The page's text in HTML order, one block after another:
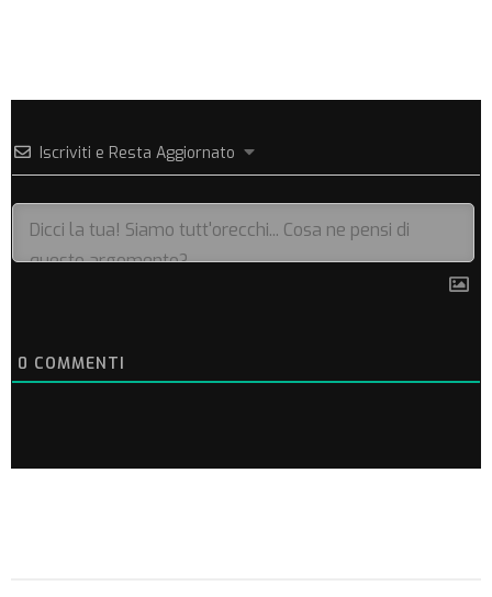
Iscriviti e Resta Aggiornato
0 COMMENTI